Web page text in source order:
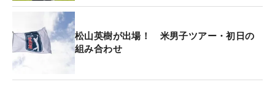
ったので。成功するか失敗するかは分からないです
けど、挑戦することが一番大事。今年はまず欧州で
勝ちたいという思いもある。ひとつの挑戦する気持
ち。ゴルフが一番好きなので、楽しくなれる部分も
松山英樹が出場！ 米男子ツアー・初日の
組み合わせ